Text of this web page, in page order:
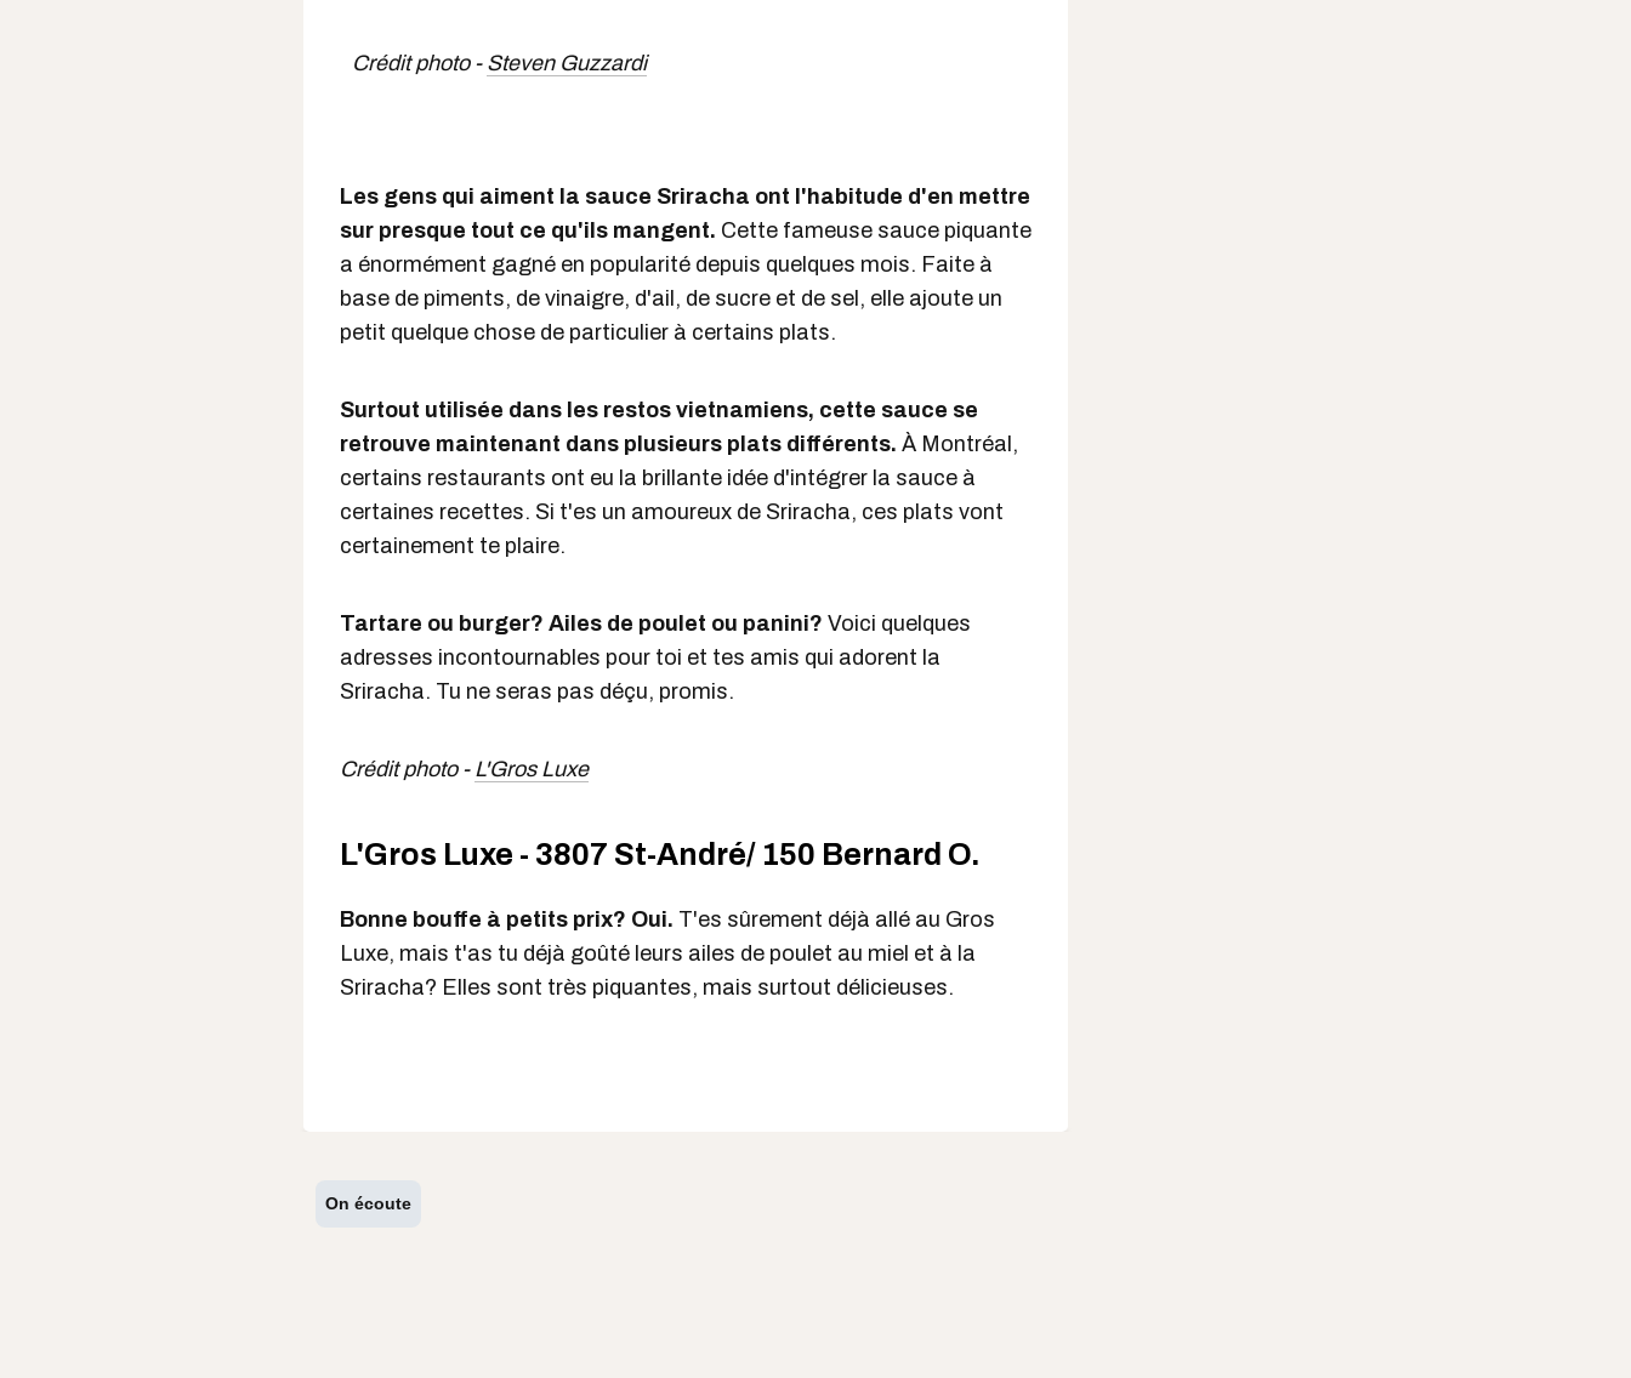
Crédit photo - Steven Guzzardi
Les gens qui aiment la sauce Sriracha ont l'habitude d'en mettre
sur presque tout ce qu'ils mangent. Cette fameuse sauce piquante
a énormément gagné en popularité depuis quelques mois. Faite à
base de piments, de vinaigre, d'ail, de sucre et de sel, elle ajoute un
petit quelque chose de particulier à certains plats.
Surtout utilisée dans les restos vietnamiens, cette sauce se
retrouve maintenant dans plusieurs plats différents. À Montréal,
certains restaurants ont eu la brillante idée d'intégrer la sauce à
certaines recettes. Si t'es un amoureux de Sriracha, ces plats vont
certainement te plaire.
Tartare ou burger? Ailes de poulet ou panini? Voici quelques
adresses incontournables pour toi et tes amis qui adorent la
Sriracha. Tu ne seras pas déçu, promis.
Crédit photo - L'Gros Luxe
L'Gros Luxe - 3807 St-André/ 150 Bernard O.
Bonne bouffe à petits prix? Oui. T'es sûrement déjà allé au Gros
Luxe, mais t'as tu déjà goûté leurs ailes de poulet au miel et à la
Sriracha? Elles sont très piquantes, mais surtout délicieuses.
On écoute